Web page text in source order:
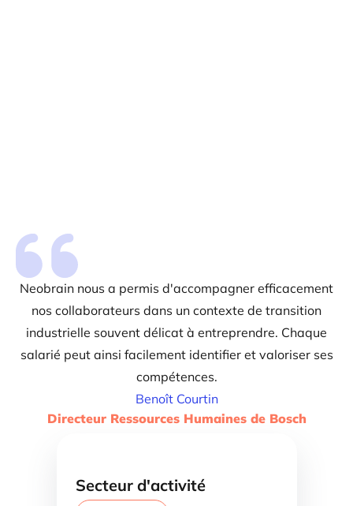
Neobrain nous a permis d'accompagner efficacement
nos collaborateurs dans un contexte de transition
industrielle souvent délicat à entreprendre. Chaque
salarié peut ainsi facilement identifier et valoriser ses
compétences.
Benoît Courtin
Directeur Ressources Humaines de Bosch
Secteur d'activité